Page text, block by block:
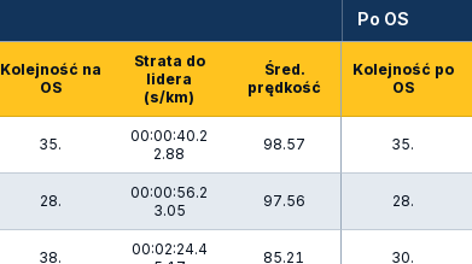
Po OS
Kolejność na
OS
Strata do
lidera
(s/km)
Śred.
prędkość
Kolejność po
OS
35.
00:00:40.2
2.88
98.57 35.
28.
00:00:56.2
3.05
97.56 28.
38.
00:02:24.4
85.21 30.